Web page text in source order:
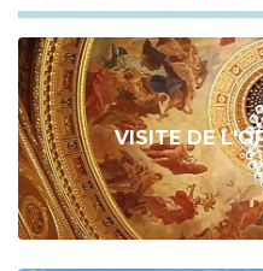
VISITE DE